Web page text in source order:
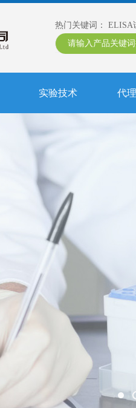
热门关键词： ELISA
实验技术 代